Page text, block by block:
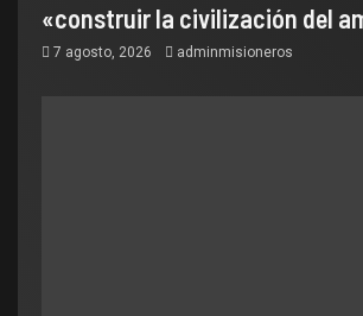
«construir la civilización del
7 agosto, 2026 adminmisioneros